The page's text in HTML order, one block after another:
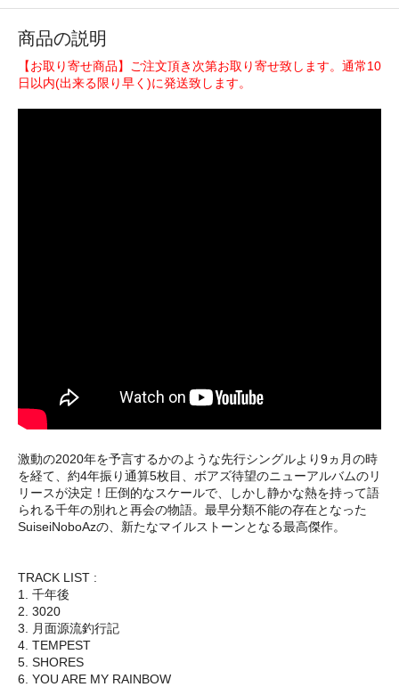
商品の説明
【お取り寄せ商品】ご注文頂き次第お取り寄せ致します。通常10
日以内(出来る限り早く)に発送致します。
激動の2020年を予言するかのような先行シングルより9ヵ月の時
を経て、約4年振り通算5枚目、ボアズ待望のニューアルバムのリ
リースが決定！圧倒的なスケールで、しかし静かな熱を持って語
られる千年の別れと再会の物語。最早分類不能の存在となった
SuiseiNoboAzの、新たなマイルストーンとなる最高傑作。
TRACK LIST :
1. 千年後
2. 3020
3. 月面源流釣行記
4. TEMPEST
5. SHORES
6. YOU ARE MY RAINBOW